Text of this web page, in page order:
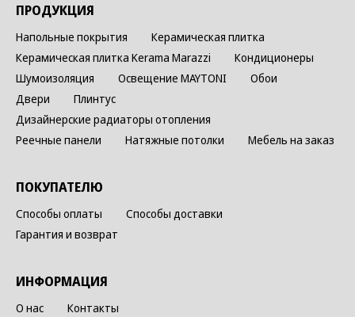
ПРОДУКЦИЯ
Напольные покрытия
Керамическая плитка
Керамическая плитка Kerama Marazzi
Кондиционеры
Шумоизоляция
Освещение MAYTONI
Обои
Двери
Плинтус
Дизайнерские радиаторы отопления
Реечные панели
Натяжные потолки Мебель на заказ
ПОКУПАТЕЛЮ
Способы оплаты
Способы доставки
Гарантия и возврат
ИНФОРМАЦИЯ
О нас Контакты